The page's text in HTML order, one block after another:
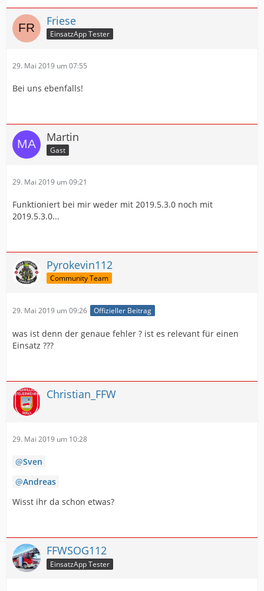
Friese
EinsatzApp Tester
29. Mai 2019 um 07:55
Bei uns ebenfalls!
Martin
Gast
29. Mai 2019 um 09:21
Funktioniert bei mir weder mit 2019.5.3.0 noch mit
2019.5.3.0...
Pyrokevin112
Community Team
29. Mai 2019 um 09:26 Offizieller Beitrag
was ist denn der genaue fehler ? ist es relevant für einen
Einsatz ???
Christian_FFW
29. Mai 2019 um 10:28
Sven
Andreas
Wisst ihr da schon etwas?
FFWSOG112
EinsatzApp Tester